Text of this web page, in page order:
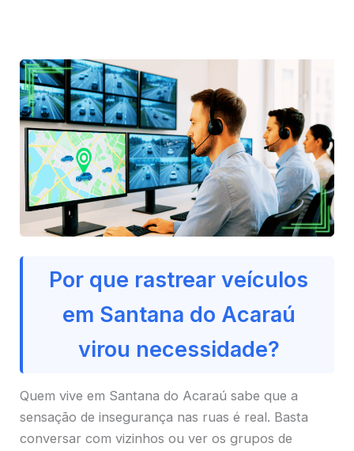
Por que rastrear veículos
em Santana do Acaraú
virou necessidade?
Quem vive em Santana do Acaraú sabe que a
sensação de insegurança nas ruas é real. Basta
conversar com vizinhos ou ver os grupos de